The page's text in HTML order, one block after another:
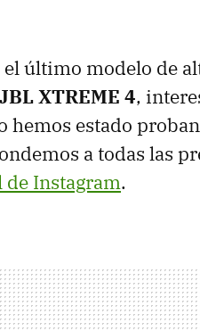
el último modelo de
JBL XTREME 4,
estado
a todas las
Instagram.